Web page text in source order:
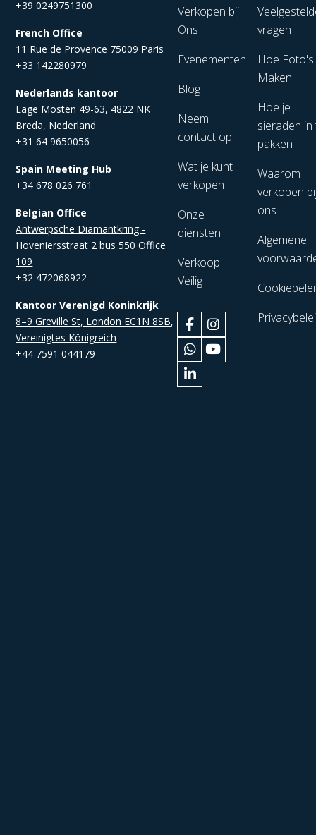
+39 0249751300
French Office
11 Rue de Provence 75009 Paris
+33 142280979
Nederlands kantoor
Lage Mosten 49-63, 4822 NK
Breda, Nederland
+31 64 9650056
Spain Meeting Hub
+34 678 026 761
Belgian Office
Antwerpsche Diamantkring -
Hoveniersstraat 2 bus 550 Office
109
+32 472068922
Kantoor Verenigd Koninkrijk
8–9 Greville St, London EC1N 8SB,
Vereinigtes Königreich
+44 7591 044179
Verkopen bij
Ons
Evenementen
Blog
Neem
contact op
Wat je kunt
verkopen
Onze
diensten
Verkoop
Veilig
vragen
Hoe
Maken
Hoe je
sieraden in
pakken
Waarom
verkopen
ons
Algemene